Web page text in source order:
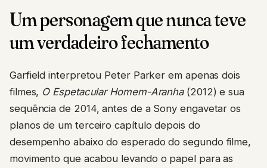
Um personagem que nunca teve
um verdadeiro fechamento
Garfield interpretou Peter Parker em apenas dois
filmes, O Espetacular Homem-Aranha(2012) e sua
sequência de 2014, antes de a Sony engavetar os
planos de um terceiro capítulo depois do
desempenho abaixo do esperado do segundo filme,
movimento que acabou levando o papel para as